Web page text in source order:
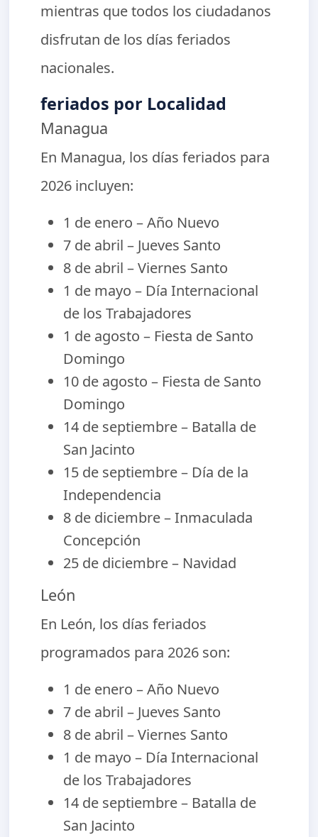
mientras que todos los ciudadanos
disfrutan de los días feriados
nacionales.
feriados por Localidad
Managua
En Managua, los días feriados para
2026 incluyen:
1 de enero – Año Nuevo
7 de abril – Jueves Santo
8 de abril – Viernes Santo
1 de mayo – Día Internacional
de los Trabajadores
1 de agosto – Fiesta de Santo
Domingo
10 de agosto – Fiesta de Santo
Domingo
14 de septiembre – Batalla de
San Jacinto
15 de septiembre – Día de la
Independencia
8 de diciembre – Inmaculada
Concepción
25 de diciembre – Navidad
León
En León, los días feriados
programados para 2026 son:
1 de enero – Año Nuevo
7 de abril – Jueves Santo
8 de abril – Viernes Santo
1 de mayo – Día Internacional
de los Trabajadores
14 de septiembre – Batalla de
San Jacinto